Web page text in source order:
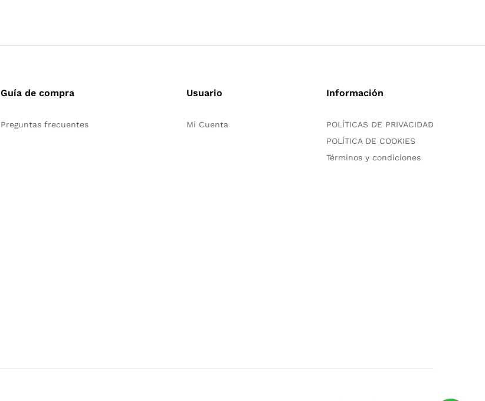
Guía de compra
Preguntas frecuentes
Usuario
Mi Cuenta
Información
POLÍTICAS DE PRIVACIDAD
POLÍTICA DE COOKIES
Términos y condiciones